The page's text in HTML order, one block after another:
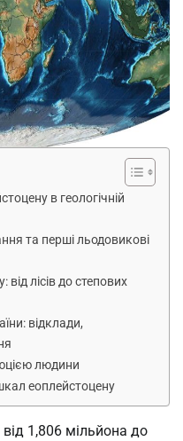
в геологічній
та перші льодовикові
лісів до степових
відклади,
людини
еоплейстоцену
1,806 мільйона до